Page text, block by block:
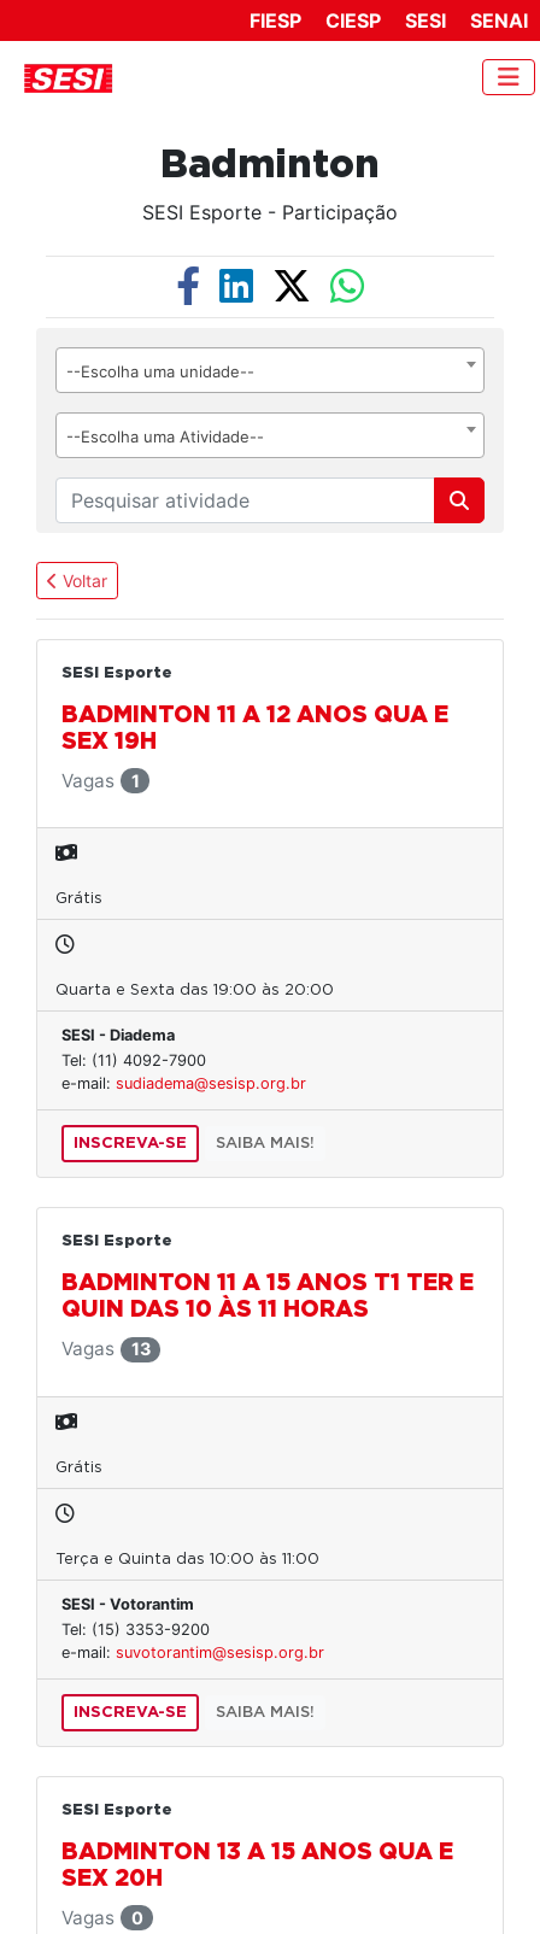
FIESP CIESP SESI SENAI
Badminton
SESI Esporte - Participação
--Escolha uma unidade--
--Escolha uma Atividade--
Voltar
SESI Esporte
BADMINTON 11 A 12 ANOS QUA E
SEX 19H
Vagas
1
Grátis
Quarta e Sexta das 19:00 às 20:00
SESI - Diadema
Tel: (11) 4092-7900
e-mail: sudiadema@sesisp.org.br
INSCREVA-SE SAIBA MAIS!
SESI Esporte
BADMINTON 11 A 15 ANOS T1 TER E
QUIN DAS 10 ÀS 11 HORAS
Vagas
13
Grátis
Terça e Quinta das 10:00 às 11:00
SESI - Votorantim
Tel: (15) 3353-9200
e-mail: suvotorantim@sesisp.org.br
INSCREVA-SE SAIBA MAIS!
SESI Esporte
BADMINTON 13 A 15 ANOS QUA E
SEX 20H
Vagas
0